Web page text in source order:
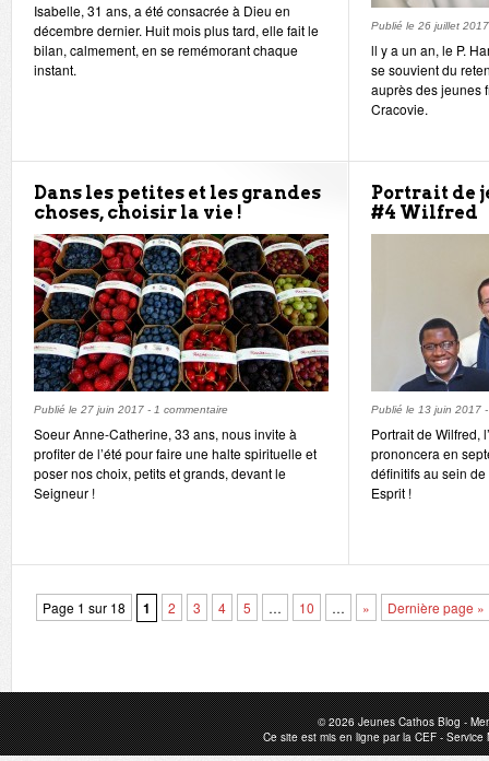
Isabelle, 31 ans, a été consacrée à Dieu en
décembre dernier. Huit mois plus tard, elle fait le
bilan, calmement, en se remémorant chaque
instant.
Publié le 26 juillet 2017
ll y a un an, le P.
se souvient du
auprès des jeunes
Cracovie.
Dans les petites et les grandes
choses, choisir la vie !
Publié le 27 juin 2017 - 1 commentaire
Soeur Anne-Catherine, 33 ans, nous invite à
profiter de l’été pour faire une halte spirituelle et
poser nos choix, petits et grands, devant le
Seigneur !
Portrait de
#4 Wilfred
Publié le 13 juin 2017
Portrait de Wilfred,
prononcera en
définitifs au sein
Esprit !
Page 1 sur 18 1 2 3 4 5 … 10 … » Dernière page »
© 2026Jeunes Cathos Blog-
Ce site est mis en ligne par laCEF-Service